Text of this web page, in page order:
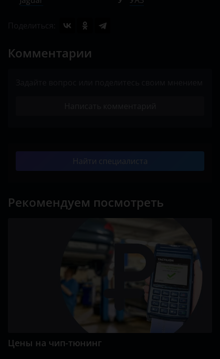
Комментарии
Найти специалиста
Рекомендуем посмотреть
Цены на чип-тюнинг